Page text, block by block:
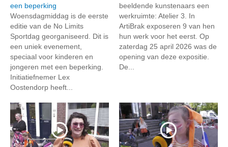
een beperking
Woensdagmiddag is de eerste
editie van de No Limits
Sportdag georganiseerd. Dit is
een uniek evenement,
speciaal voor kinderen en
jongeren met een beperking.
Initiatiefnemer Lex
Oostendorp heeft...
beeldende kunstenaars een
werkruimte: Atelier 3. In
ArtiBrak exposeren 9 van hen
hun werk voor het eerst. Op
zaterdag 25 april 2026 was de
opening van deze expositie.
De...